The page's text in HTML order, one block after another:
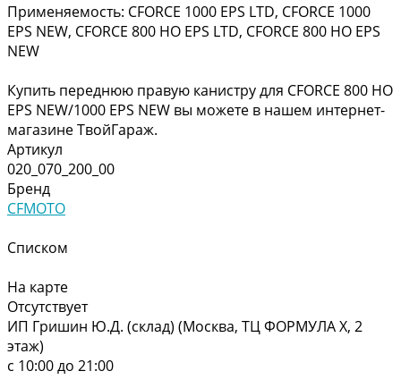
Применяемость: CFORCE 1000 EPS LTD, CFORCE 1000
EPS NEW, CFORCE 800 HO EPS LTD, CFORCE 800 HO EPS
NEW
Купить переднюю правую канистру для CFORCE 800 HO
EPS NEW/1000 EPS NEW вы можете в нашем интернет-
магазине ТвойГараж.
Артикул
020_070_200_00
Бренд
CFMOTO
Списком
На карте
Отсутствует
ИП Гришин Ю.Д. (склад) (Москва, ТЦ ФОРМУЛА Х, 2
этаж)
с 10:00 до 21:00